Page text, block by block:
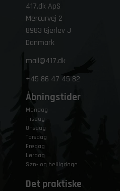
417.dk ApS
Mercurvej 2
8983 Gjerlev J
Danmark
mail@417.dk
+45 86 47 45 82
Åbningstider
Mandag
Tirsdag
Onsdag
Torsdag
Fredag
Lørdag
Søn- og helligdage
Det praktiske